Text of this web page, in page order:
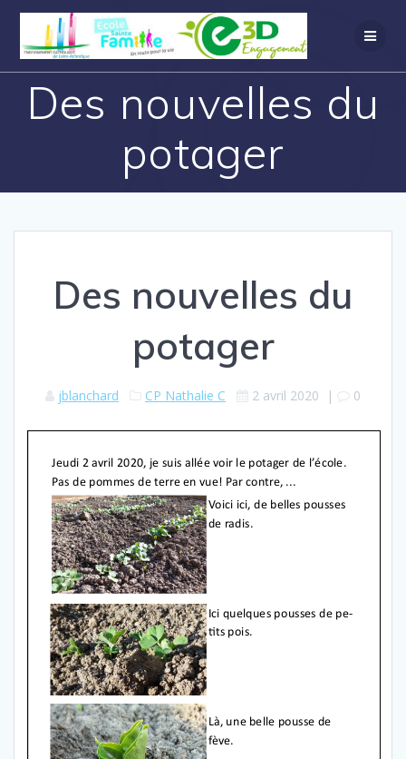
Des nouvelles du
potager
Des nouvelles du
potager
jblanchard CP Nathalie C 2 avril 2020 | 0